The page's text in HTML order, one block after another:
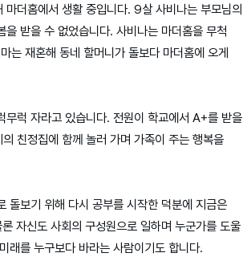
더홈에서 생활 중입니다. 9살 사비나는 부모님의
받을 수 없었습니다. 사비나는 마더홈을 무척
는 재혼해 동네 할머니가 돌보다 마더홈에 오게
럭 자라고 있습니다. 전원이 학교에서 A+를 받을
친정집에 함께 놀러 가며 가족이 주는 행복을
돌보기 위해 다시 공부를 시작한 덕분에 지금은
자신도 사회의 구성원으로 일하며 누군가를 도울
래를 누구보다 바라는 사람이기도 합니다.